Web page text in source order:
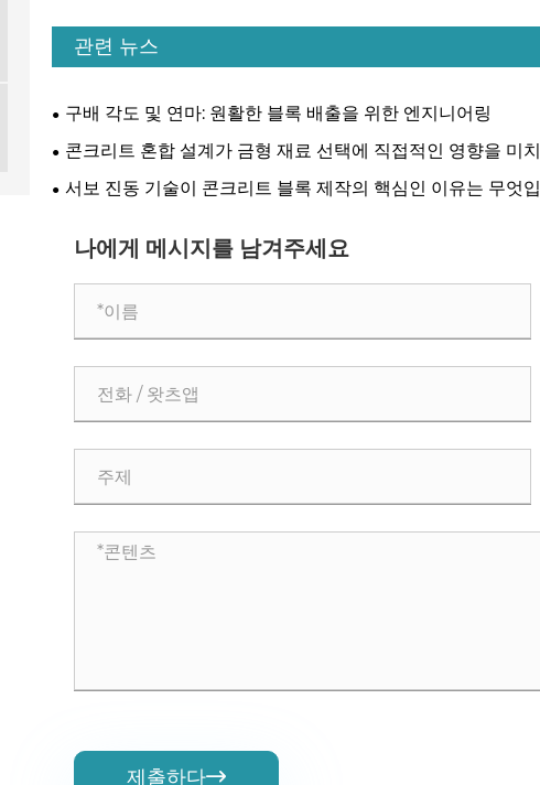
관련 뉴스
구배 각도 및 연마: 원활한 블록 배출을 위한 엔지니어링
콘크리트 혼합 설계가 금형 재료 선택에 직접적인 영향을 미치
는 방법
서보 진동 기술이 콘크리트 블록 제작의 핵심인 이유는 무엇입
나에게 메시지를 남겨주세요
제출하다